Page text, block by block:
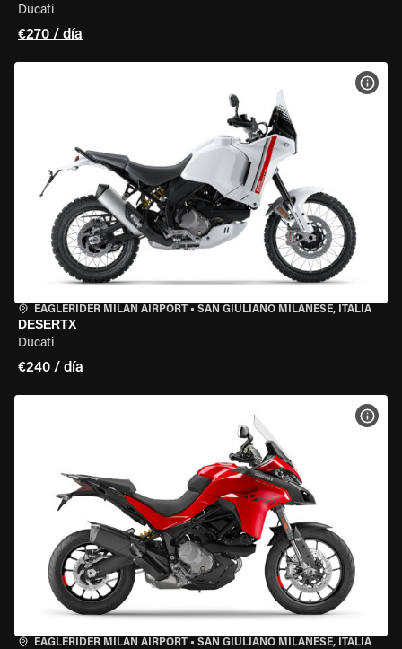
Ducati
€270 / día
EAGLERIDER MILAN AIRPORT • SAN GIULIANO MILANESE, ITALIA
DESERTX
Ducati
€240 / día
VER
EAGLERIDER MILAN AIRPORT • SAN GIULIANO MILANESE, ITALIA
VER